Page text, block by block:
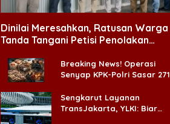
Dinilai Meresahkan, Ratusan Warga
Tanda Tangani Petisi Penolakan
Breaking News! Operasi
Senyap KPK-Polri Sasar 271
Ada ‘Badai Pemeriksaan’
Sengkarut Layanan
TransJakarta, YLKI: Biar